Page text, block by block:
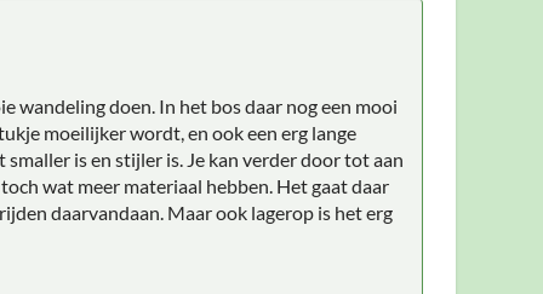
wandeling doen. In het bos daar nog een mooi
moeilijker wordt, en ook een erg lange
is en stijler is. Je kan verder door tot aan
wat meer materiaal hebben. Het gaat daar
daarvandaan. Maar ook lagerop is het erg